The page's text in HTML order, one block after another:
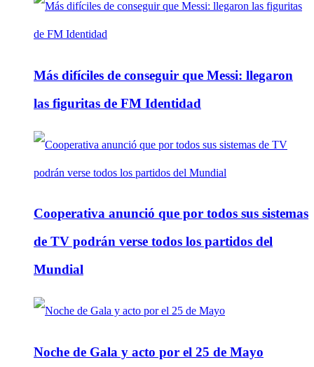
Más difíciles de conseguir que Messi: llegaron
las figuritas de FM Identidad
Cooperativa anunció que por todos sus sistemas
de TV podrán verse todos los partidos del
Mundial
Noche de Gala y acto por el 25 de Mayo